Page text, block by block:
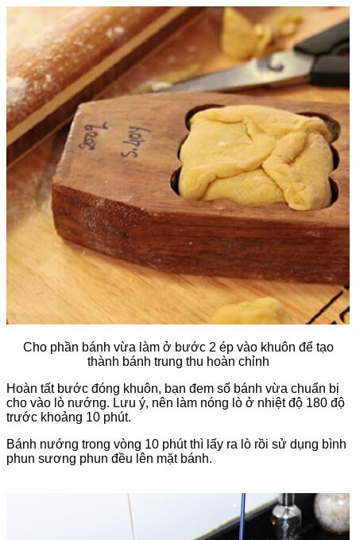
Cho phần bánh vừa làm ở bước 2 ép vào khuôn để tạo
thành bánh trung thu hoàn chỉnh
Hoàn tất bước đóng khuôn, bạn đem số bánh vừa chuẩn bị
cho vào lò nướng. Lưu ý, nên làm nóng lò ở nhiệt độ 180 độ
trước khoảng 10 phút.
Bánh nướng trong vòng 10 phút thì lấy ra lò rồi sử dụng bình
phun sương phun đều lên mặt bánh.